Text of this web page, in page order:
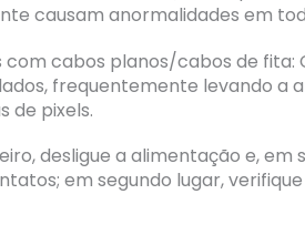
causam anormalidades em
cabos planos/cabos de fita:
frequentemente levando a
de pixels.
desligue a alimentação e,
em segundo lugar,